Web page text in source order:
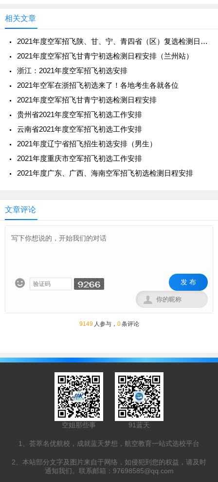
相关文章
2021年度空军招飞陕、甘、宁、青四省（区）复选检测日程安排
2021年度空军招飞甘青宁初选检测日程安排（兰州站）
浙江：2021年度空军招飞初选安排
2021年空军在浙招飞初选来了！各地考生各就各位
2021年度空军招飞甘青宁初选检测日程安排
贵州省2021年度空军招飞初选工作安排
云南省2021年度空军招飞初选工作安排
2021年度辽宁省招飞招生初选安排（男生）
2021年度重庆市空军招飞初选工作安排
2021年度广东、广西、海南空军招飞初选检测日程安排
文章评论
 发 布

9149 人参与， 0条评论
空姐那些事 91蓝天
1、荟萃名优航校，成就蓝天梦想，航空教育一站式选校平台
2、本站部分文字及图片来自于网络，如侵犯到您的权益，请及时
通知我们。联系邮箱：97698585@qq.com